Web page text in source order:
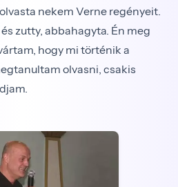
nekem Verne regényeit.
zutty, abbahagyta. Én meg
hogy mi törté­nik a
olvasni, csak­is